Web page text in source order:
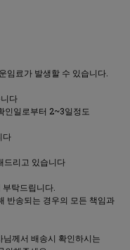
임료가 발생할 수 있습니다.
다
인일로부터 2~3일정도
다
드리고 있습니다
탁드립니다.
반송되는 경우의 모든 책임과
께서 배송시 확인하시는